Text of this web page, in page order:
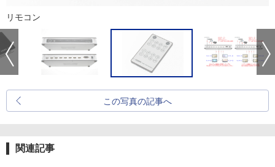
リモコン
この写真の記事へ
関連記事